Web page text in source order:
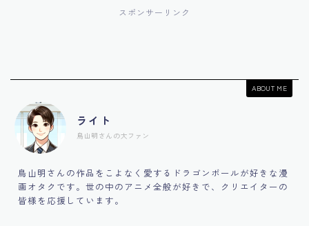
スポンサーリンク
ABOUT ME
ライト
鳥山明さんの大ファン
鳥山明さんの作品をこよなく愛するドラゴンボールが好きな漫
画オタクです。世の中のアニメ全般が好きで、クリエイターの
皆様を応援しています。